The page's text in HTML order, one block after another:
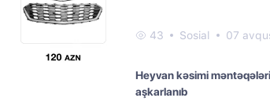
43 Sosial 07
Heyvan kəsimi
aşkarlanıb